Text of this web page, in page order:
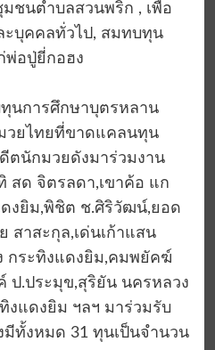
ชนตำบลสวนพริก , เพื่อ
ะบุคคลทั่วไป, สมทบทุน
พ่อปู่ยี่กอฮง
นการศึกษาบุตรหลาน
วยไทยที่ขาดแคลนทุน
ตนักมวยดังมาร่วมงาน
สด จิตรลดา,เขาค้อ แก
งยิม,พิชิต ช.ศิริวัฒน์,ยอด
สาสะกุล,เด่นเก้าแสน
กระทิงแดงยิม,คมพยัคฆ์
ป.ประมุข,สุริยัน นครหลวง
งแดงยิม ฯลฯ มาร่วมรับ
ทั้งหมด 31 ทุนเป็นจำนวน